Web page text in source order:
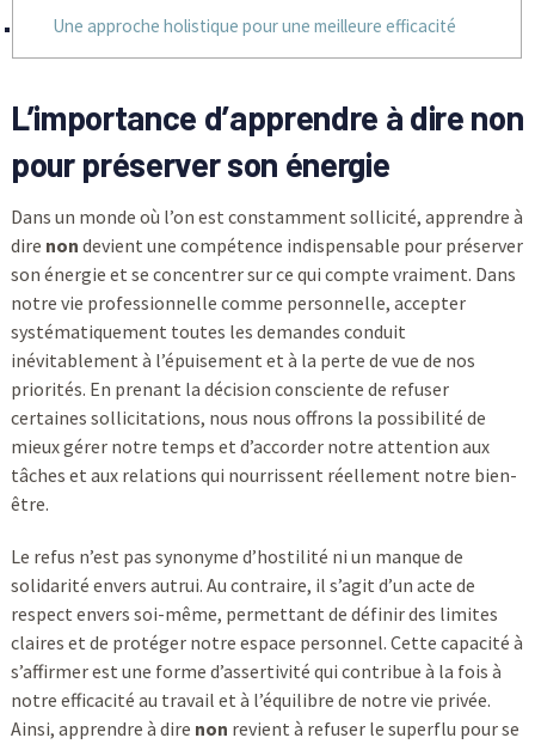
Une approche holistique pour une meilleure efficacité
L’importance d’apprendre à dire non
pour préserver son énergie
Dans un monde où l’on est constamment sollicité, apprendre à
dire non devient une compétence indispensable pour préserver
son énergie et se concentrer sur ce qui compte vraiment. Dans
notre vie professionnelle comme personnelle, accepter
systématiquement toutes les demandes conduit
inévitablement à l’épuisement et à la perte de vue de nos
priorités. En prenant la décision consciente de refuser
certaines sollicitations, nous nous offrons la possibilité de
mieux gérer notre temps et d’accorder notre attention aux
tâches et aux relations qui nourrissent réellement notre bien-
être.
Le refus n’est pas synonyme d’hostilité ni un manque de
solidarité envers autrui. Au contraire, il s’agit d’un acte de
respect envers soi-même, permettant de définir des limites
claires et de protéger notre espace personnel. Cette capacité à
s’affirmer est une forme d’assertivité qui contribue à la fois à
notre efficacité au travail et à l’équilibre de notre vie privée.
Ainsi, apprendre à dire non revient à refuser le superflu pour se